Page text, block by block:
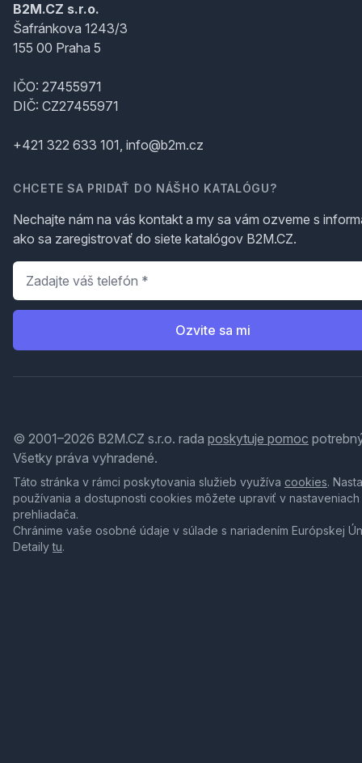
B2M.CZ s.r.o.
Šafránkova 1243/3
155 00 Praha 5
IČO: 27455971
DIČ: CZ27455971
+421 322 633 101, info@b2m.cz
CHCETE SA PRIDAŤ DO NÁŠHO KATALÓGU?
Nechajte nám na vás kontakt a my sa vám ozveme s
ako sa zaregistrovať do siete katalógov B2M.CZ.
Telefón
Ozvite sa mi
© 2001–2026 B2M.CZ s.r.o. rada poskytuje pomoc
Všetky práva vyhradené.
Táto stránka v rámci poskytovania služieb využíva cookies.
používania a dostupnosti cookies môžete upraviť v nastaveniach
prehliadača.
Chránime vaše osobné údaje v súlade s nariadením Európskej
Detailytu.